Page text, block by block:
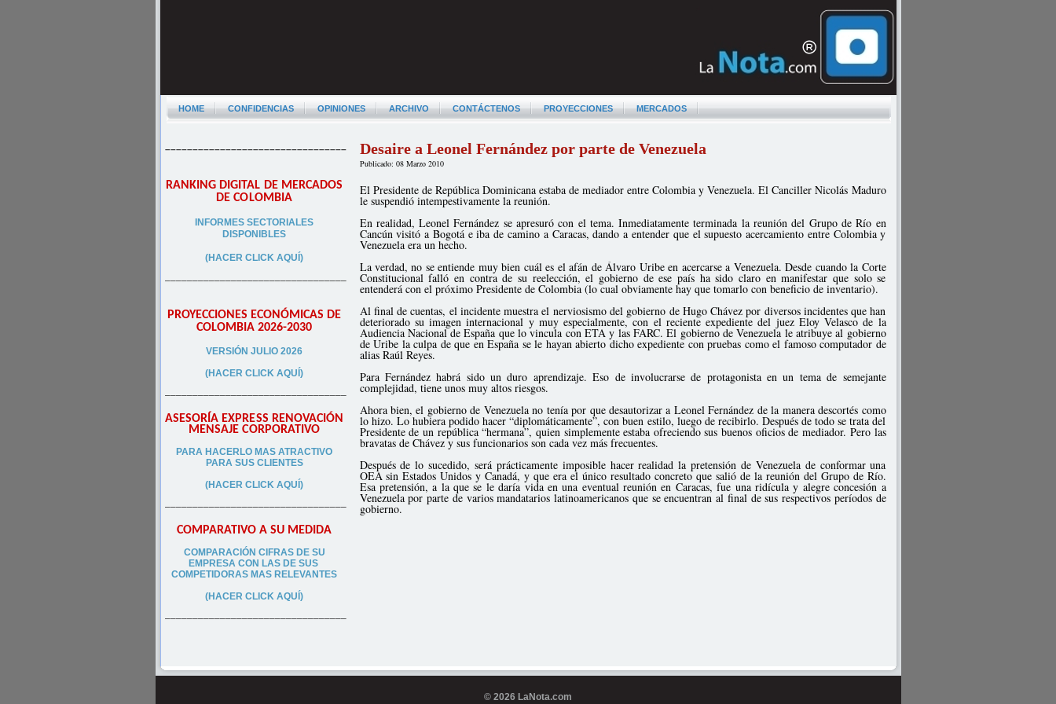
HOME CONFIDENCIAS OPINIONES ARCHIVO CONTÁCTENOS PROYECCIONES MERCADOS
–––––––––––––––––––––––––––––––––
RANKING DIGITAL DE MERCADOS
DE COLOMBIA
INFORMES SECTORIALES
DISPONIBLES
(HACER CLICK AQUÍ)
–––––––––––––––––––––––––––––––––
PROYECCIONES ECONÓMICAS DE
COLOMBIA 2026-2030
VERSIÓN JULIO 2026
(HACER CLICK AQUÍ)
–––––––––––––––––––––––––––––––––
ASESORÍA EXPRESS RENOVACIÓN
MENSAJE CORPORATIVO
PARA HACERLO MAS ATRACTIVO
PARA SUS CLIENTES
(HACER CLICK AQUÍ)
–––––––––––––––––––––––––––––––––
COMPARATIVO A SU MEDIDA
COMPARACIÓN CIFRAS DE SU
EMPRESA CON LAS DE SUS
COMPETIDORAS MAS RELEVANTES
(HACER CLICK AQUÍ)
–––––––––––––––––––––––––––––––––
Desaire a Leonel Fernández por parte de Venezuela
Publicado: 08 Marzo 2010
El Presidente de República Dominicana estaba de mediador entre Colombia y Venezuela. El Canciller Nicolás Maduro
le suspendió intempestivamente la reunión.
En realidad, Leonel Fernández se apresuró con el tema. Inmediatamente terminada la reunión del Grupo de Río en
Cancún visitó a Bogotá e iba de camino a Caracas, dando a entender que el supuesto acercamiento entre Colombia y
Venezuela era un hecho.
La verdad, no se entiende muy bien cuál es el afán de Álvaro Uribe en acercarse a Venezuela. Desde cuando la Corte
Constitucional falló en contra de su reelección, el gobierno de ese país ha sido claro en manifestar que solo se
entenderá con el próximo Presidente de Colombia (lo cual obviamente hay que tomarlo con beneficio de inventario).
Al final de cuentas, el incidente muestra el nerviosismo del gobierno de Hugo Chávez por diversos incidentes que han
deteriorado su imagen internacional y muy especialmente, con el reciente expediente del juez Eloy Velasco de la
Audiencia Nacional de España que lo vincula con ETA y las FARC. El gobierno de Venezuela le atribuye al gobierno
de Uribe la culpa de que en España se le hayan abierto dicho expediente con pruebas como el famoso computador de
alias Raúl Reyes.
Para Fernández habrá sido un duro aprendizaje. Eso de involucrarse de protagonista en un tema de semejante
complejidad, tiene unos muy altos riesgos.
Ahora bien, el gobierno de Venezuela no tenía por que desautorizar a Leonel Fernández de la manera descortés como
lo hizo. Lo hubiera podido hacer “diplomáticamente”, con buen estilo, luego de recibirlo. Después de todo se trata del
Presidente de un república “hermana”, quien simplemente estaba ofreciendo sus buenos oficios de mediador. Pero las
bravatas de Chávez y sus funcionarios son cada vez más frecuentes.
Después de lo sucedido, será prácticamente imposible hacer realidad la pretensión de Venezuela de conformar una
OEA sin Estados Unidos y Canadá, y que era el único resultado concreto que salió de la reunión del Grupo de Río.
Esa pretensión, a la que se le daría vida en una eventual reunión en Caracas, fue una ridícula y alegre concesión a
Venezuela por parte de varios mandatarios latinoamericanos que se encuentran al final de sus respectivos períodos de
gobierno.
© 2026 LaNota.com